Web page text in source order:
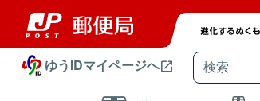
ゆうIDマイページへ